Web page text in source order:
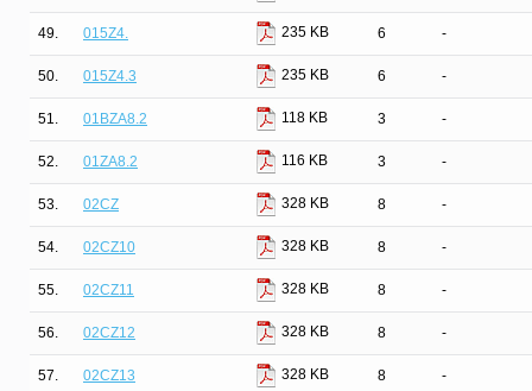
49. 015Z4. 235 KB 6 -
50. 015Z4.3 235 KB 6 -
51. 01BZA8.2 118 KB 3 -
52. 01ZA8.2 116 KB 3 -
53. 02CZ 328 KB 8 -
54. 02CZ10 328 KB 8 -
55. 02CZ11 328 KB 8 -
56. 02CZ12 328 KB 8 -
57. 02CZ13 328 KB 8 -